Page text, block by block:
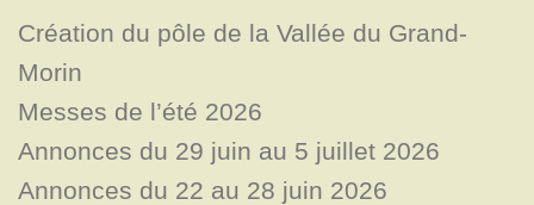
Création du pôle de la Vallée du Grand-
Morin
Messes de l’été 2026
Annonces du 29 juin au 5 juillet 2026
Annonces du 22 au 28 juin 2026